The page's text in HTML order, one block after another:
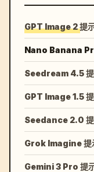
GPT Image 2 提
Nano Banana
Seedream 4.5
GPT Image 1.5
Seedance 2.0
Grok Imagine 提
Gemini 3 Pro 提